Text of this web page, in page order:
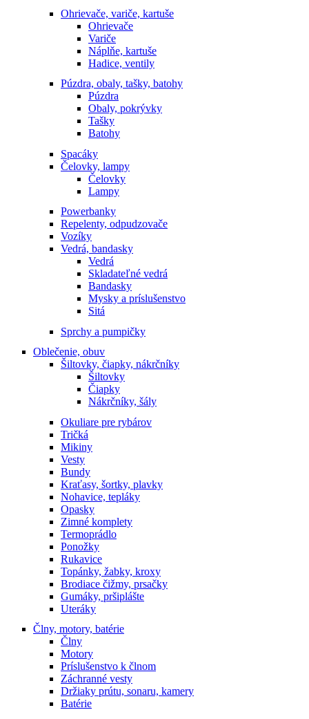
Ohrievače, variče, kartuše
Ohrievače
Variče
Náplňe, kartuše
Hadice, ventily
Púzdra, obaly, tašky, batohy
Púzdra
Obaly, pokrývky
Tašky
Batohy
Spacáky
Čelovky, lampy
Čelovky
Lampy
Powerbanky
Repelenty, odpudzovače
Vozíky
Vedrá, bandasky
Vedrá
Skladateľné vedrá
Bandasky
Mysky a príslušenstvo
Sitá
Sprchy a pumpičky
Oblečenie, obuv
Šiltovky, čiapky, nákrčníky
Šiltovky
Čiapky
Nákrčníky, šály
Okuliare pre rybárov
Tričká
Mikiny
Vesty
Bundy
Kraťasy, šortky, plavky
Nohavice, tepláky
Opasky
Zimné komplety
Termoprádlo
Ponožky
Rukavice
Topánky, žabky, kroxy
Brodiace čižmy, prsačky
Gumáky, pršiplášte
Uteráky
Člny, motory, batérie
Člny
Motory
Príslušenstvo k člnom
Záchranné vesty
Držiaky prútu, sonaru, kamery
Batérie